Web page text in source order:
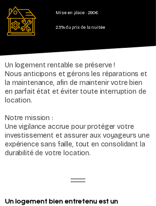
Mise en place : 290€
23% du prix de la nuitée
Un logement rentable se préserve !
Nous anticipons et gérons les réparations et
la maintenance, afin de maintenir votre bien
en parfait état et éviter toute interruption de
location.
Notre mission :
Une vigilance accrue pour protéger votre
investissement et assurer aux voyageurs une
expérience sans faille, tout en consolidant la
durabilité de votre location.
Un logement bien entretenu est un